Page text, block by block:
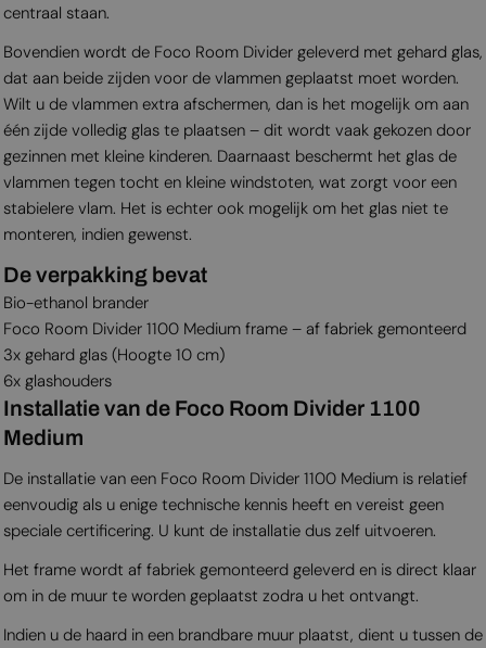
centraal staan.
Bovendien wordt de Foco Room Divider geleverd met gehard glas,
dat aan beide zijden voor de vlammen geplaatst moet worden.
Wilt u de vlammen extra afschermen, dan is het mogelijk om aan
één zijde volledig glas te plaatsen – dit wordt vaak gekozen door
gezinnen met kleine kinderen. Daarnaast beschermt het glas de
vlammen tegen tocht en kleine windstoten, wat zorgt voor een
stabielere vlam. Het is echter ook mogelijk om het glas niet te
monteren, indien gewenst.
De verpakking bevat
Bio-ethanol brander
Foco Room Divider 1100 Medium frame – af fabriek gemonteerd
3x gehard glas (Hoogte 10 cm)
6x glashouders
Installatie van de Foco Room Divider 1100
Medium
De installatie van een Foco Room Divider 1100 Medium is relatief
eenvoudig als u enige technische kennis heeft en vereist geen
speciale certificering. U kunt de installatie dus zelf uitvoeren.
Het frame wordt af fabriek gemonteerd geleverd en is direct klaar
om in de muur te worden geplaatst zodra u het ontvangt.
Indien u de haard in een brandbare muur plaatst, dient u tussen de